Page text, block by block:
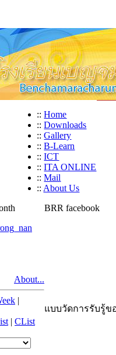
:: Home
:: Downloads
:: Gallery
:: B-Learn
:: ICT
:: ITA ONLINE
:: Mail
:: About Us
About...
|
| CList
BRR facebook
แบบวัดการรับรู้ข